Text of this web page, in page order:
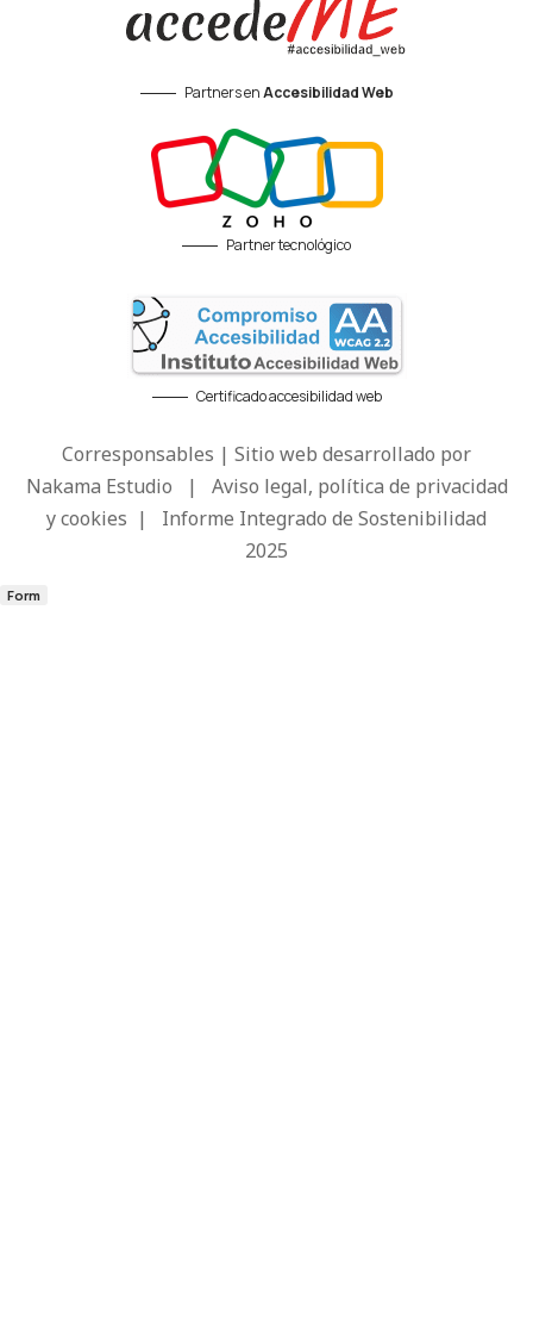
Partners enAccesibilidad Web
Partner tecnológico
Certificado accesibilidad web
Corresponsables | Sitio web desarrollado por
Nakama Estudio | Aviso legal, política de privacidad
y cookies | Informe Integrado de Sostenibilidad
2025
Form